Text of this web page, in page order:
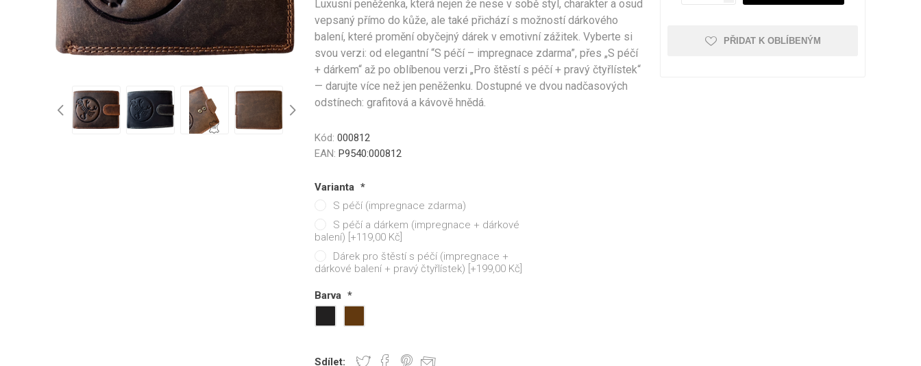
Kufry dle velikosti
Palubní kufry vel.S
Střední kufry vel.M
Velké kufry vel. L
Kufry s TSA zámky
Kategorie kvality
Půjčovna kufrů Kosmetické kufříky
Střední obaly na kufr M
Velké obaly na kufr L
Zobrazit více
dámské
unisex
Luxusní peněženka, která nejen že nese v sobě styl, charakter a osud
vepsaný přímo do kůže, ale také přichází s možností dárkového
balení, které promění obyčejný dárek v emotivní zážitek. Vyberte si
svou verzi: od elegantní “S péčí – impregnace zdarma”, přes „S péčí
+ dárkem“ až po oblíbenou verzi „Pro štěstí s péčí + pravý čtyřlístek“
— darujte více než jen peněženku. Dostupné ve dvou nadčasových
odstínech: grafitová a kávově hnědá.
Kód: 000812
EAN: P9540:000812
Varianta *
S péčí (impregnace zdarma)
S péčí a dárkem (impregnace + dárkové
balení) [+119,00 Kč]
Dárek pro štěstí s péčí (impregnace +
dárkové balení + pravý čtyřlístek) [+199,00 Kč]
Barva *
Sdílet:
PŘIDAT K OBLÍBENÝM